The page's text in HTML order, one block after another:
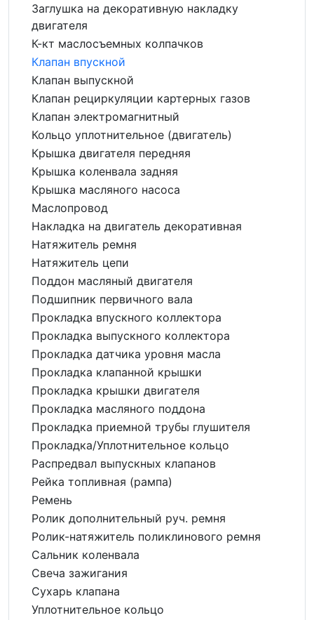
Заглушка на декоративную накладку
двигателя
К-кт маслосъемных колпачков
Клапан впускной
Клапан выпускной
Клапан рециркуляции картерных газов
Клапан электромагнитный
Кольцо уплотнительное (двигатель)
Крышка двигателя передняя
Крышка коленвала задняя
Крышка масляного насоса
Маслопровод
Накладка на двигатель декоративная
Натяжитель ремня
Натяжитель цепи
Поддон масляный двигателя
Подшипник первичного вала
Прокладка впускного коллектора
Прокладка выпускного коллектора
Прокладка датчика уровня масла
Прокладка клапанной крышки
Прокладка крышки двигателя
Прокладка масляного поддона
Прокладка приемной трубы глушителя
Прокладка/Уплотнительное кольцо
Распредвал выпускных клапанов
Рейка топливная (рампа)
Ремень
Ролик дополнительный руч. ремня
Ролик-натяжитель поликлинового ремня
Сальник коленвала
Свеча зажигания
Сухарь клапана
Уплотнительное кольцо